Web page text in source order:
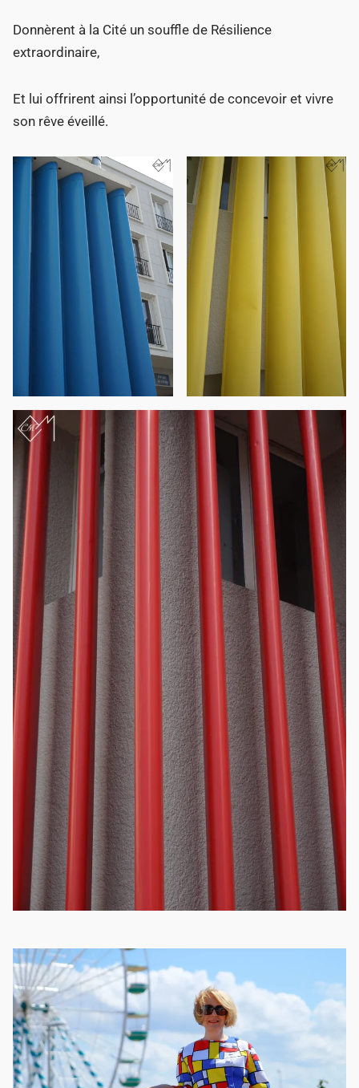
Donnèrent à la Cité un souffle de Résilience
extraordinaire,
Et lui offrirent ainsi l’opportunité de concevoir et vivre
son rêve éveillé.